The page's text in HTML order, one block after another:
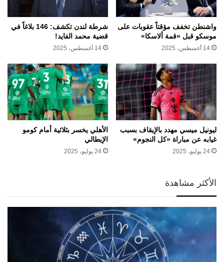
واشنطن تخفف مؤقتاً عقوبات على
موسكو قبل «قمة ألاسكا»
14 أغسطس، 2025
شرطة لندن تكشف: 146 بلاغاً في
قضية محمد الفايد!
14 أغسطس، 2025
ليونيل ميسي مهدد بالإيقاف بسبب
غيابه عن مباراة «كل النجوم»
24 يوليو، 2025
الأهلي يخسر بثلاثية أمام كومو
الإيطالي
24 يوليو، 2025
الأكثر مشاهدة